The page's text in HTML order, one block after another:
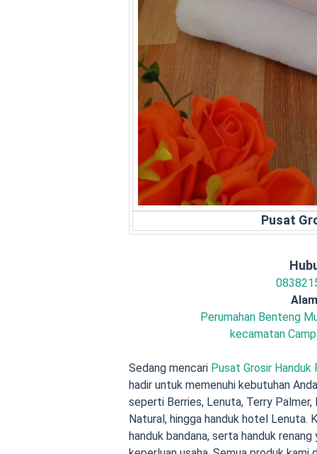
Pusat
Perumahan Benteng
kecamatan
Sedang mencari Pusat Grosir Handuk
hadir untuk memenuhi kebutuhan
seperti Berries, Lenuta, Terry
Natural, hingga handuk hotel Lenuta.
handuk bandana, serta handuk